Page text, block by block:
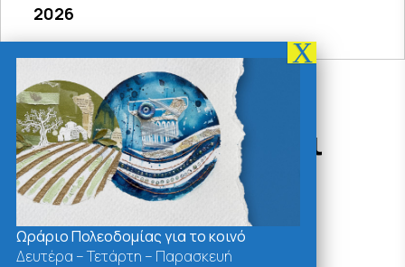
2026
Δράσεις - Χρήσιμοι
Σύνδεσμοι
Ωράριο Πολεοδομίας για το κοινό
Δευτέρα – Τετάρτη – Παρασκευή